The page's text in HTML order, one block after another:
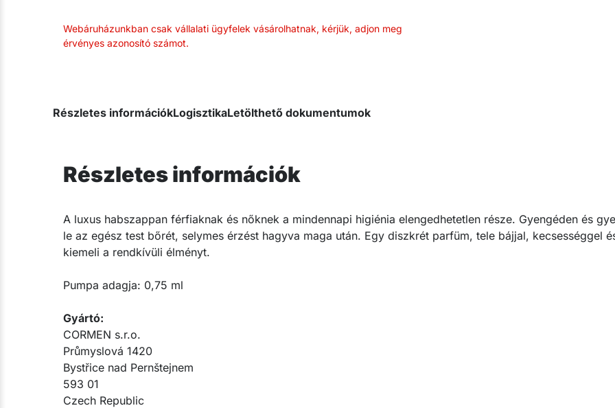
Webáruházunkban csak vállalati ügyfelek vásárolhatnak, kérjük, adjon meg
érvényes azonosító számot.
Részletes információkLogisztikaLetölthető dokumentumok
Részletes információk
​A luxus habszappan férfiaknak és nőknek a mindennapi higiénia elengedhetetlen része. Gyengéden és
le az egész test bőrét, selymes érzést hagyva maga után. Egy diszkrét parfüm, tele bájjal, kecsességgel
kiemeli a rendkívüli élményt.
Pumpa adagja: 0,75 ml​
Gyártó:​
CORMEN s.r.o.
Průmyslová 1420
Bystřice nad Pernštejnem
593 01
Czech Republic